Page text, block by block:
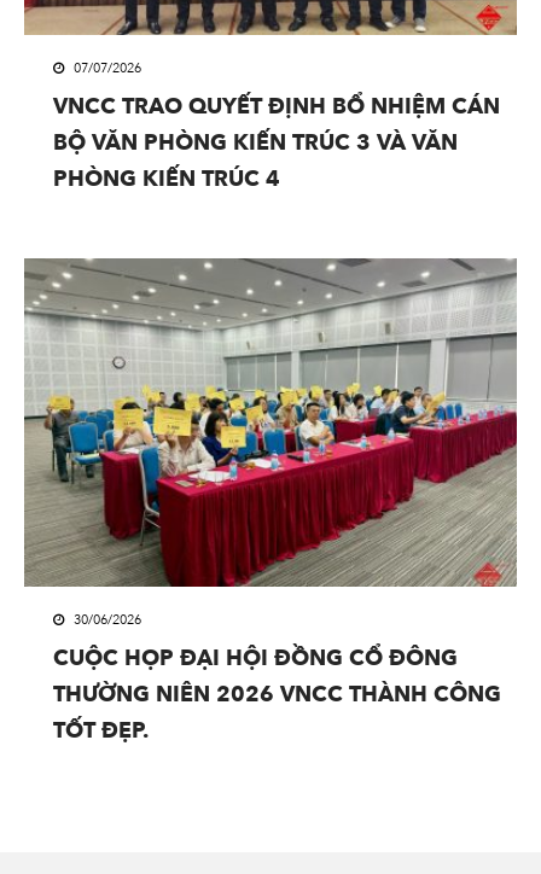
07/07/2026
VNCC TRAO QUYẾT ĐỊNH BỔ NHIỆM CÁN
BỘ VĂN PHÒNG KIẾN TRÚC 3 VÀ VĂN
PHÒNG KIẾN TRÚC 4
30/06/2026
CUỘC HỌP ĐẠI HỘI ĐỒNG CỔ ĐÔNG
THƯỜNG NIÊN 2026 VNCC THÀNH CÔNG
TỐT ĐẸP.